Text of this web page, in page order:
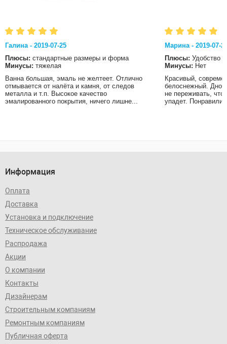
Галина - 2019-07-25
Плюсы: стандартные размеры и форма
Минусы: тяжелая
Ванна большая, эмаль не желтеет. Отлично
отмывается от налёта и камня, от следов
металла и т.п. Высокое качество
эмалированного покрытия, ничего лишне...
Марина - 2019-07-
Плюсы: Удобство
Минусы: Нет
Красивый,
белоснежный. Дно
не переживать, что
упадет.
Информация
Оплата
Доставка
Установка и подключение
Техническое обслуживание
Распродажа
Акции
О компании
Контакты
Дизайнерам
Строительным компаниям
Ремонтным компаниям
Публичная оферта